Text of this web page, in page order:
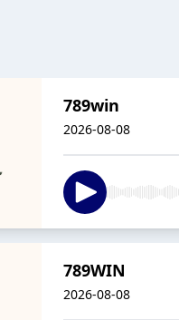
789win
2026-08-08
789WIN
2026-08-08